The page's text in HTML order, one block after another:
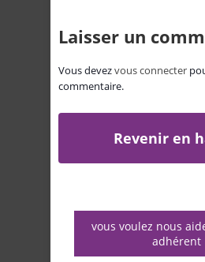
Laisser un
Vous devezvous connecter
commentaire.
Revenir en
vous voulez nous
adhérent